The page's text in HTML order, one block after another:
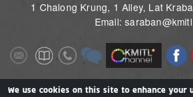
1 Chalong Krung, 1 Alley, Lat
Email:
ImageImageImageImage Image Image
Image Image
We use cookies on this site to enhance your